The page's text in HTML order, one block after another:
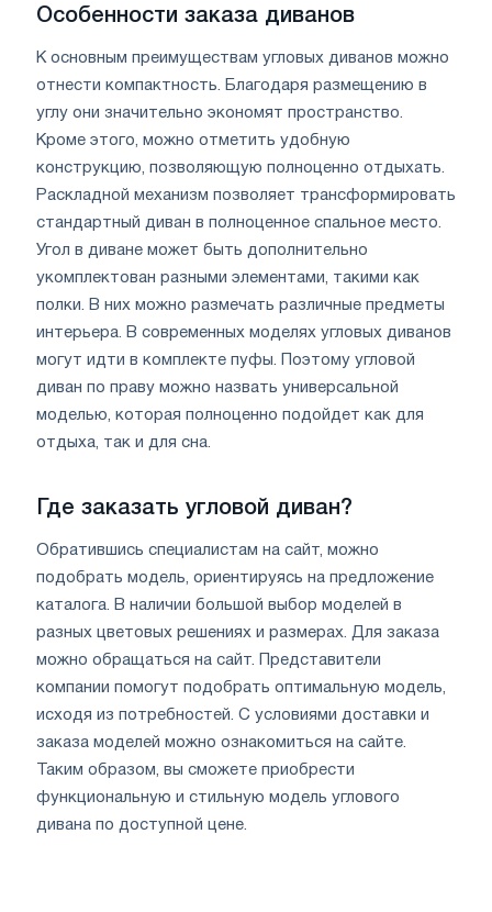
Особенности заказа диванов
К основным преимуществам угловых диванов можно
отнести компактность. Благодаря размещению в
углу они значительно экономят пространство.
Кроме этого, можно отметить удобную
конструкцию, позволяющую полноценно отдыхать.
Раскладной механизм позволяет трансформировать
стандартный диван в полноценное спальное место.
Угол в диване может быть дополнительно
укомплектован разными элементами, такими как
полки. В них можно размечать различные предметы
интерьера. В современных моделях угловых диванов
могут идти в комплекте пуфы. Поэтому угловой
диван по праву можно назвать универсальной
моделью, которая полноценно подойдет как для
отдыха, так и для сна.
Где заказать угловой диван?
Обратившись специалистам на сайт, можно
подобрать модель, ориентируясь на предложение
каталога. В наличии большой выбор моделей в
разных цветовых решениях и размерах. Для заказа
можно обращаться на сайт. Представители
компании помогут подобрать оптимальную модель,
исходя из потребностей. С условиями доставки и
заказа моделей можно ознакомиться на сайте.
Таким образом, вы сможете приобрести
функциональную и стильную модель углового
дивана по доступной цене.